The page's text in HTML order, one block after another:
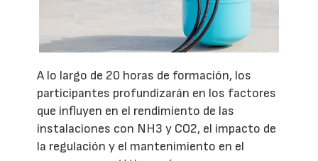
A lo largo de 20 horas de formación, los
participantes profundizarán en los factores
que influyen en el rendimiento de las
instalaciones con NH3 y CO2, el impacto de
la regulación y el mantenimiento en el